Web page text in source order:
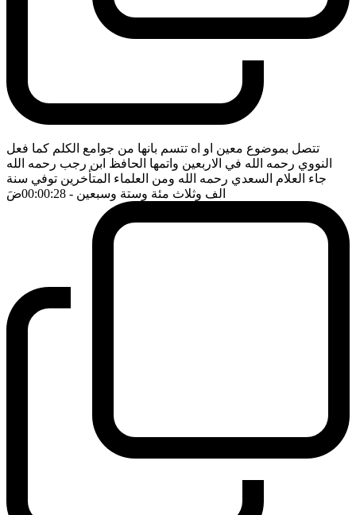
تتصل بموضوع معين او اه تتسم بانها من جوامع الكلم كما فعل
النووي رحمه الله في الاربعين واتمها الحافظ ابن رجب رحمه الله
جاء العلام السعدي رحمه الله ومن العلماء المتأخرين توفي سنة
الف وثلاث مئة وستة وسبعين - 00:00:28 ضَ